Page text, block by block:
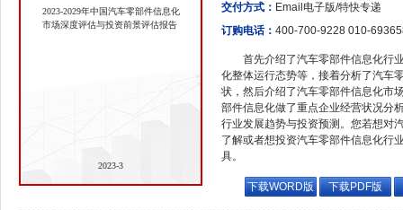
2023-2029年中国汽车零部件信息化
市场深度评估与投资前景评估报告
2023-3
交付方式： Email电子版/特快专递
订购电话： 400-700-9228 010-
首先介绍了汽车零部件信息化行
化整体运行态势等，接着分析了汽车
状，然后介绍了汽车零部件信息化市
部件信息化做了重点企业经营状况分
行业发展趋势与投资预测。您若想对
了解或者想投资汽车零部件信息化行
具。
下载WORD版 下载PDF版